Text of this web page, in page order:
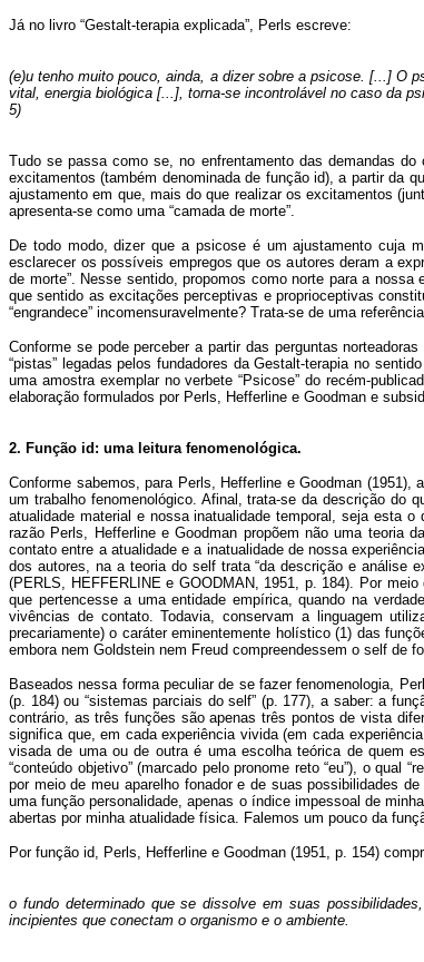
Já no livro “Gestalt-terapia explicada”, Perls escreve:
(e)u tenho muito pouco, ainda, a dizer sobre a psicose. [...] O
vital, energia biológica [...], torna-se incontrolável no caso da
5)
Tudo se passa como se, no enfrentamento das demandas
excitamentos (também denominada de função id), a partir da
ajustamento em que, mais do que realizar os excitamentos
apresenta-se como uma “camada de morte”.
De todo modo, dizer que a psicose é um ajustamento cuja
esclarecer os possíveis empregos que os autores deram a
de morte”. Nesse sentido, propomos como norte para a
que sentido as excitações perceptivas e proprioceptivas
“engrandece” incomensuravelmente? Trata-se de uma
Conforme se pode perceber a partir das perguntas
“pistas” legadas pelos fundadores da Gestalt-terapia no
uma amostra exemplar no verbete “Psicose” do recém-
elaboração formulados por Perls, Hefferline e Goodman e
2. Função id: uma leitura fenomenológica.
Conforme sabemos, para Perls, Hefferline e Goodman
um trabalho fenomenológico. Afinal, trata-se da descrição do
atualidade material e nossa inatualidade temporal, seja esta
razão Perls, Hefferline e Goodman propõem não uma teoria
contato entre a atualidade e a inatualidade de nossa
dos autores, na a teoria do self trata “da descrição e análise
(PERLS, HEFFERLINE e GOODMAN, 1951, p. 184). Por
que pertencesse a uma entidade empírica, quando na
vivências de contato. Todavia, conservam a linguagem
precariamente) o caráter eminentemente holístico (1) das
embora nem Goldstein nem Freud compreendessem o self de
Baseados nessa forma peculiar de se fazer fenomenologia,
(p. 184) ou “sistemas parciais do self” (p. 177), a saber: a
contrário, as três funções são apenas três pontos de vista
significa que, em cada experiência vivida (em cada
visada de uma ou de outra é uma escolha teórica de quem
“conteúdo objetivo” (marcado pelo pronome reto “eu”), o
por meio de meu aparelho fonador e de suas possibilidades
uma função personalidade, apenas o índice impessoal de
abertas por minha atualidade física. Falemos um pouco da
Por função id, Perls, Hefferline e Goodman (1951, p. 154)
o fundo determinado que se dissolve em suas
incipientes que conectam o organismo e o ambiente.